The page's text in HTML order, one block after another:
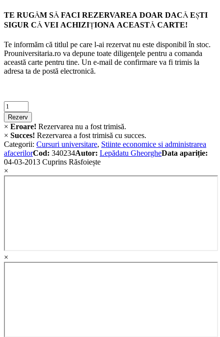
TE RUGĂM SĂ FACI REZERVAREA DOAR DACĂ EŞTI
SIGUR CĂ VEI ACHIZIŢIONA ACEASTĂ CARTE!
Te informăm că titlul pe care l-ai rezervat nu este disponibil în stoc.
Prouniversitaria.ro va depune toate diligenţele pentru a comanda
această carte pentru tine. Un e-mail de confirmare va fi trimis la
adresa ta de postă electronică.
Criminalistica
quantity
Rezerv
× Eroare! Rezervarea nu a fost trimisă.
× Succes! Rezervarea a fost trimisă cu succes.
Categorii: Cursuri universitare, Stiinte economice si administrarea
afacerilorCod: 340234Autor: Lepădatu GheorgheData apariție:
04-03-2013 Cuprins Răsfoiește
×
×